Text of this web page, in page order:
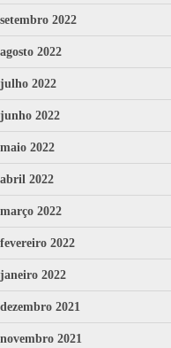
setembro 2022
agosto 2022
julho 2022
junho 2022
maio 2022
abril 2022
março 2022
fevereiro 2022
janeiro 2022
dezembro 2021
novembro 2021